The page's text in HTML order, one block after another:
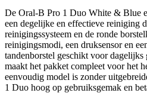
De Oral-B Pro 1 Duo White & Blue
een degelijke en effectieve reiniging
reinigingssysteem en de ronde
reinigingsmodi, een druksensor en
tandenborstel geschikt voor
maakt het pakket compleet voor het
eenvoudig model is zonder
1 Duo hoog op gebruiksgemak en